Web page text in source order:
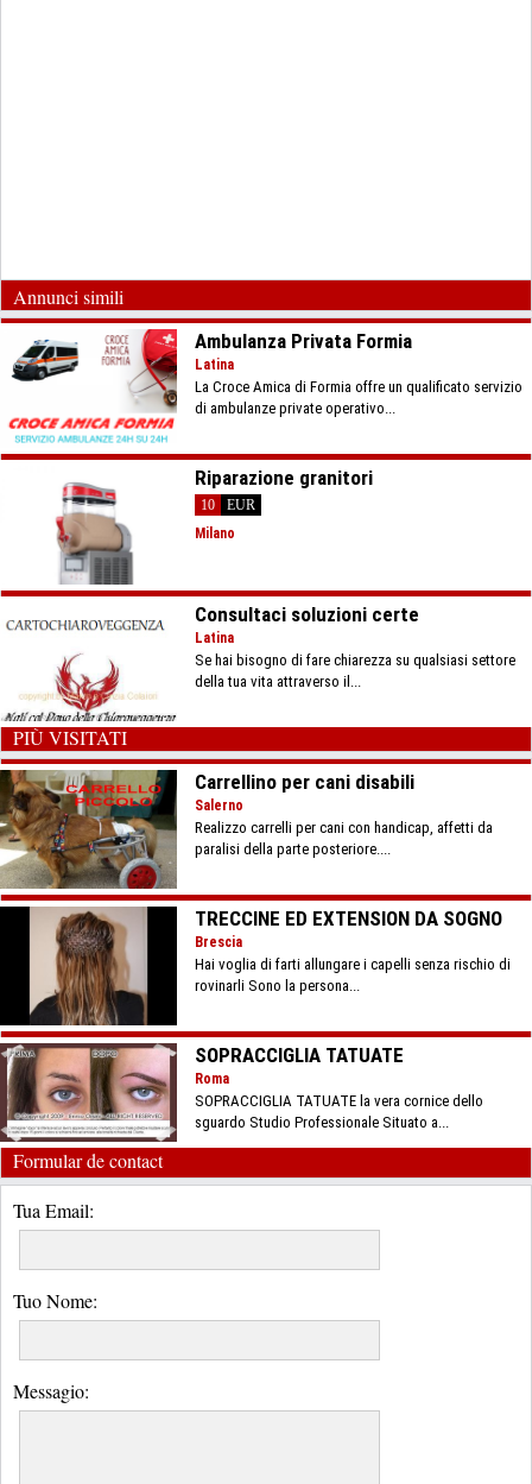
Annunci simili
Ambulanza Privata Formia
Latina
La Croce Amica di Formia offre un qualificato servizio
di ambulanze private operativo...
Riparazione granitori
10
EUR
Milano
Consultaci soluzioni certe
Latina
Se hai bisogno di fare chiarezza su qualsiasi settore
della tua vita attraverso il...
PIÙ VISITATI
Carrellino per cani disabili
Salerno
Realizzo carrelli per cani con handicap, affetti da
paralisi della parte posteriore....
TRECCINE ED EXTENSION DA SOGNO
Brescia
Hai voglia di farti allungare i capelli senza rischio di
rovinarli Sono la persona...
SOPRACCIGLIA TATUATE
Roma
SOPRACCIGLIA TATUATE la vera cornice dello
sguardo Studio Professionale Situato a...
Formular de contact
Tua Email:
Tuo Nome:
Messagio: